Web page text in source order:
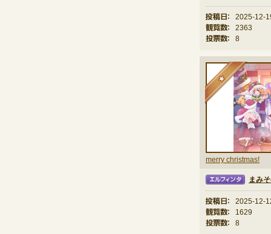
投稿日：
2025-12-
観覧数：
2363
投票数：
8
merry christmas!
★
まみ
投稿日：
2025-12-
観覧数：
1629
投票数：
8